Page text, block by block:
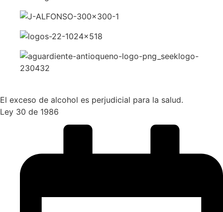
El exceso de alcohol es perjudicial para la salud.
Ley 30 de 1986